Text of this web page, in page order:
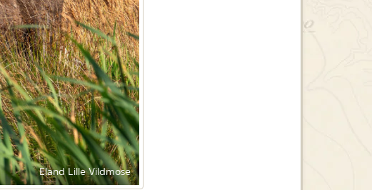
Eland Lille Vildmose